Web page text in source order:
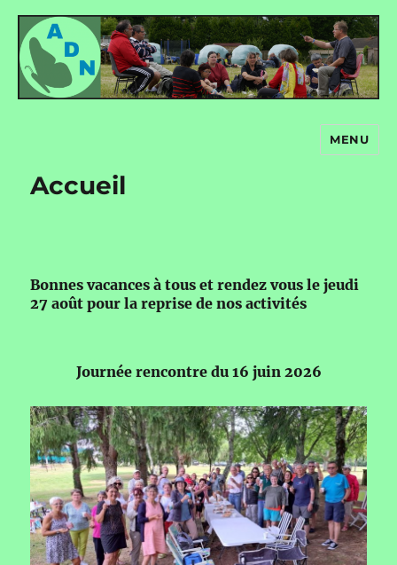
MENU
Accueil
Bonnes vacances à tous et rendez vous le jeudi
27 août pour la reprise de nos activités
Journée rencontre du 16 juin 2026